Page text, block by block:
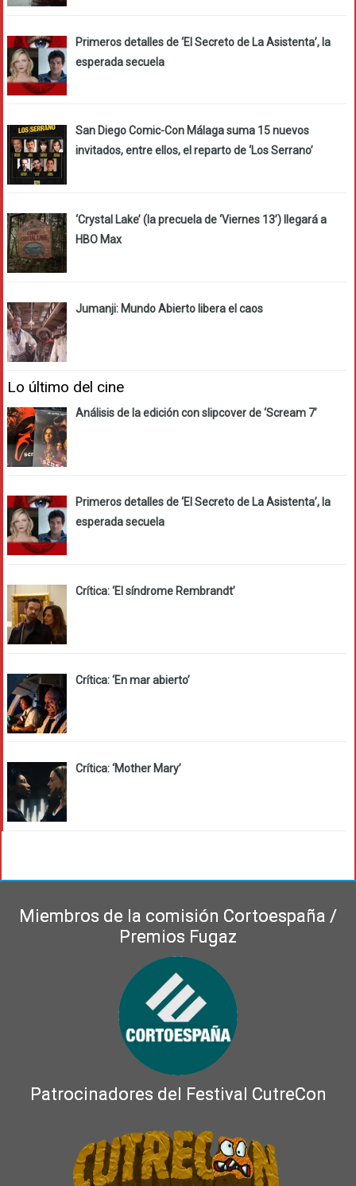
Primeros detalles de ‘El Secreto de La Asistenta’, la
esperada secuela
San Diego Comic-Con Málaga suma 15 nuevos
invitados, entre ellos, el reparto de ‘Los Serrano’
‘Crystal Lake’ (la precuela de ‘Viernes 13’) llegará a
HBO Max
Jumanji: Mundo Abierto libera el caos
Lo último del cine
Análisis de la edición con slipcover de ‘Scream 7’
Primeros detalles de ‘El Secreto de La Asistenta’, la
esperada secuela
Crítica: ‘El síndrome Rembrandt’
Crítica: ‘En mar abierto’
Crítica: ‘Mother Mary’
Miembros de la comisión Cortoespaña /
Premios Fugaz
Patrocinadores del Festival CutreCon